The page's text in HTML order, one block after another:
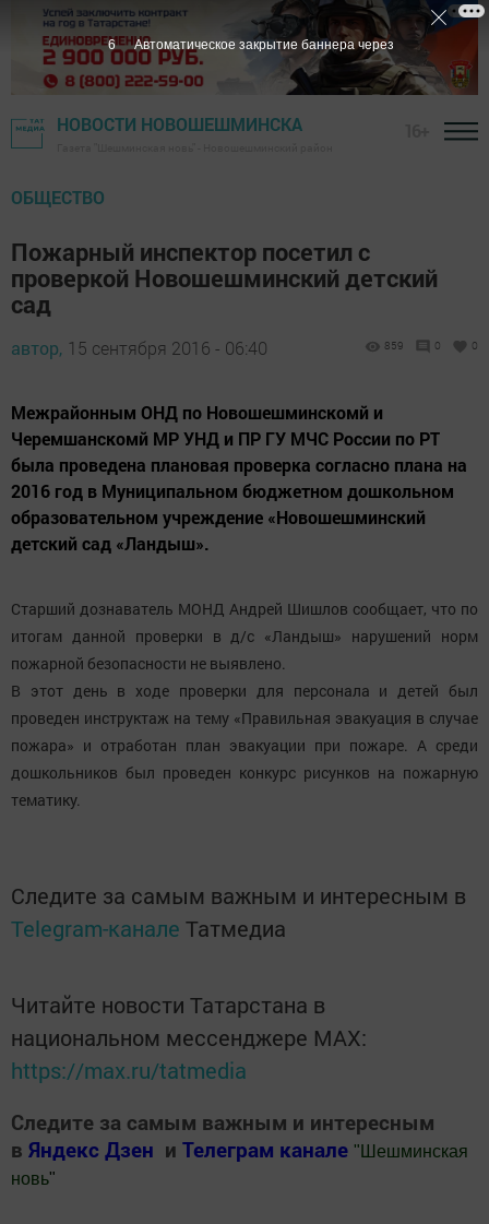
НОВОСТИ НОВОШЕШМИНСКА
ОБЩЕСТВО
Пожарный инспектор посетил с
проверкой Новошешминский детский
сад
автор, 15 сентября 2016 - 06:40 859 0 0
Межрайонным ОНД по Новошешминскомй и
Черемшанскомй МР УНД и ПР ГУ МЧС России по РТ
была проведена плановая проверка согласно плана на
2016 год в Муниципальном бюджетном дошкольном
образовательном учреждение «Новошешминский
детский сад «Ландыш».
Старший дознаватель МОНД Андрей Шишлов сообщает, что по
итогам данной проверки в д/с «Ландыш» нарушений норм
пожарной безопасности не выявлено.
В этот день в ходе проверки для персонала и детей был
проведен инструктаж на тему «Правильная эвакуация в случае
пожара» и отработан план эвакуации при пожаре. А среди
дошкольников был проведен конкурс рисунков на пожарную
тематику.
Следите за самым важным и интересным в
Telegram-канале Татмедиа
Читайте новости Татарстана в
национальном мессенджере MАХ:
https://max.ru/tatmedia
Следите за самым важным и интересным
в Яндекс Дзен и Телеграм канале " Шешминская
новь"
5 Автоматическое закрытие баннера через